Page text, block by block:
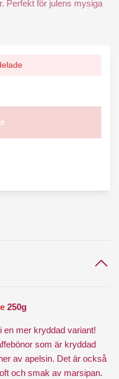
Perfekt för julens mysiga
250g
en mer kryddad variant!
som är kryddad
av apelsin. Det är också
och smak av marsipan.